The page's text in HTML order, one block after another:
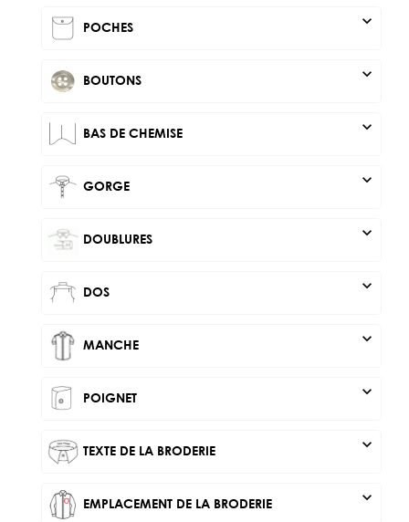
POCHES expand_more
BOUTONS expand_more
BAS DE CHEMISE expand_more
GORGE expand_more
DOUBLURES expand_more
DOS expand_more
MANCHE expand_more
POIGNET expand_more
TEXTE DE LA BRODERIE expand_more
EMPLACEMENT DE LA BRODERIE expand_more